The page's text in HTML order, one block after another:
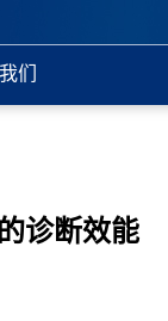
们
诊断效能